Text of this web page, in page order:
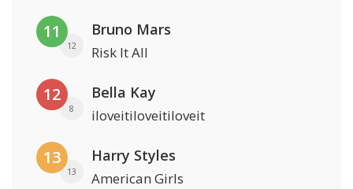
11
12
Bruno Mars
Risk It All
12
8
Bella Kay
iloveitiloveitiloveit
13
13
Harry Styles
American Girls